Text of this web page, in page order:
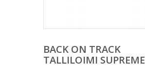
BACK ON TRACK
TALLILOIMI SUPREME